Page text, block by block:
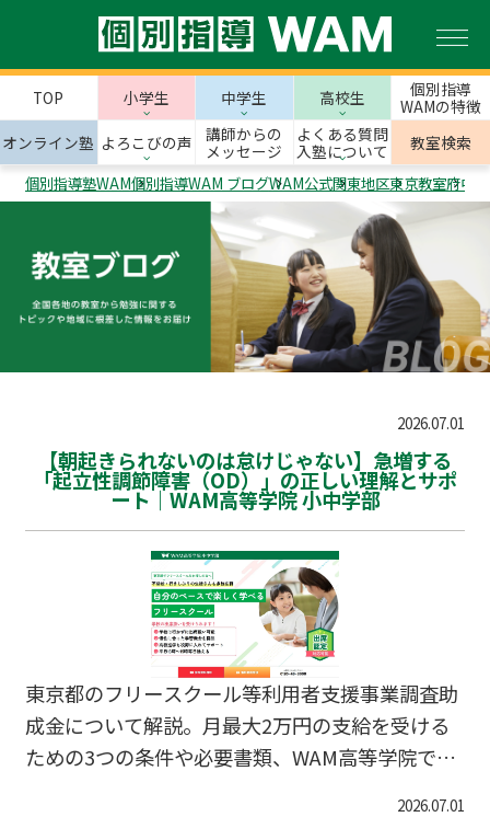
TOP 小学生 中学生 高校生
個別指導
WAMの特徴
オンライン塾 よろこびの声
講師からの
メッセージ
よくある質問
入塾について
教室検索
個別指導塾WAM個別指導WAM ブログWAM公式関東地区東京教室府中市
2026.07.01
【朝起きられないのは怠けじゃない】急増する
「起立性調節障害（OD）」の正しい理解とサポ
ート｜WAM高等学院 小中学部
東京都のフリースクール等利用者支援事業調査助
成金について解説。月最大2万円の支給を受ける
ための3つの条件や必要書類、WAM高等学院での
2026.07.01